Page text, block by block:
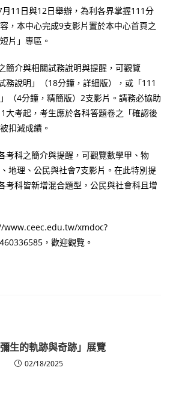
11日與12日舉辦，為利各界掌握111分
，本中心完成9支影片置於本中心首頁之
片」專區。
簡介與相關試務說明與提醒，可觀覽
務說明」（18分鐘，詳細版），或「111
（4分鐘，精簡版）2支影片。請務必協助
大考起，考生應於各科答題卷之「確認後
扣減成績。
考科之簡介與提醒，可觀覽數學甲、物
地理、公民與社會7支影片。在此特別提
考科皆新增混合題型，公民與社會科且增
www.ceec.edu.tw/xmdoc?
，歡迎觀覽。
彌生的軌跡與奇跡」展覽
02/18/2025